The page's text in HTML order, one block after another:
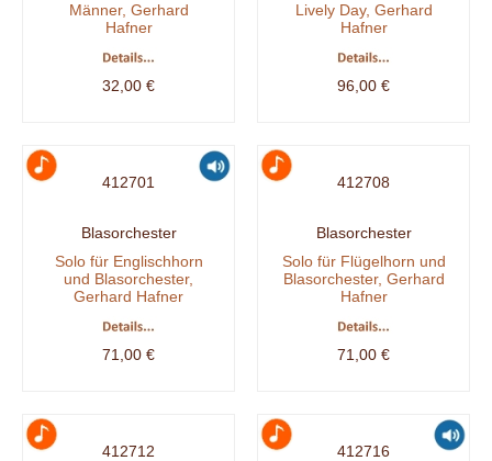
Männer, Gerhard
Hafner
32,00 €
Lively Day, Gerhard
Hafner
96,00 €
412701
Blasorchester
Solo für Englischhorn
und Blasorchester,
Gerhard Hafner
71,00 €
412708
Blasorchester
Solo für Flügelhorn und
Blasorchester, Gerhard
Hafner
71,00 €
412712 412716